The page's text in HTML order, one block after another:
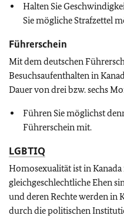
Halten Sie
Sie mögliche Strafzettel
Führerschein
Mit dem deutschen
Besuchsaufenthalten in
Dauer von drei bzw. sechs
Führen Sie möglichst
Führerschein mit.
LGBTIQ
Homosexualität ist in
gleichgeschlechtliche Ehen
und deren Rechte werden in
durch die politischen